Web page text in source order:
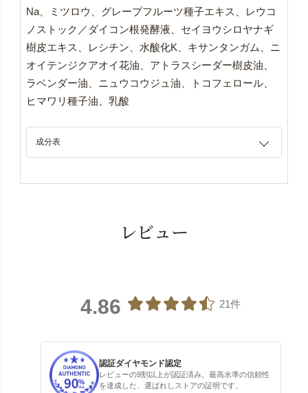
Na、ミツロウ、グレープフルーツ種子エキス、レウコ
ノストック／ダイコン根発酵液、セイヨウシロヤナギ
樹皮エキス、レシチン、水酸化K、キサンタンガム、ニ
オイテンジクアオイ花油、アトラスシーダー樹皮油、
ラベンダー油、ニュウコウジュ油、トコフェロール、
ヒマワリ種子油、乳酸
成分表
レビュー
4.86 21件
認証ダイヤモンド認定
レビューの9割以上が認証済み。最高水準の信頼性
を達成した、選ばれしストアの証明です。